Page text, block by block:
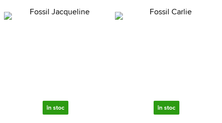
în stoc în stoc